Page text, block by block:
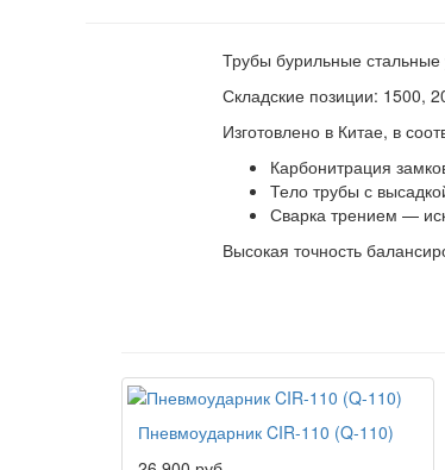
Трубы бурильные
Складские позиции: 1500,
Изготовлено в Китае, в
Карбонитрация
Тело трубы с
Сварка трением —
Высокая точность
Пневмоударник CIR-110 (Q-110)